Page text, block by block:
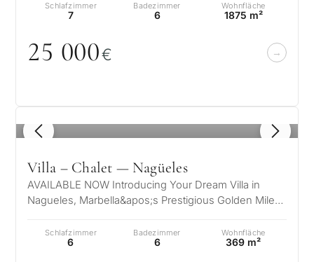
Schlafzimmer
7
Badezimmer
6
Wohnfläche
1875 m²
25 000€
1 / 8
Villa – Chalet — Nagüeles
AVAILABLE NOW Introducing Your Dream Villa in
Nagueles, Marbella&apos;s Prestigious Golden Mile
Schlafzimmer
6
Badezimmer
6
Wohnfläche
369 m²